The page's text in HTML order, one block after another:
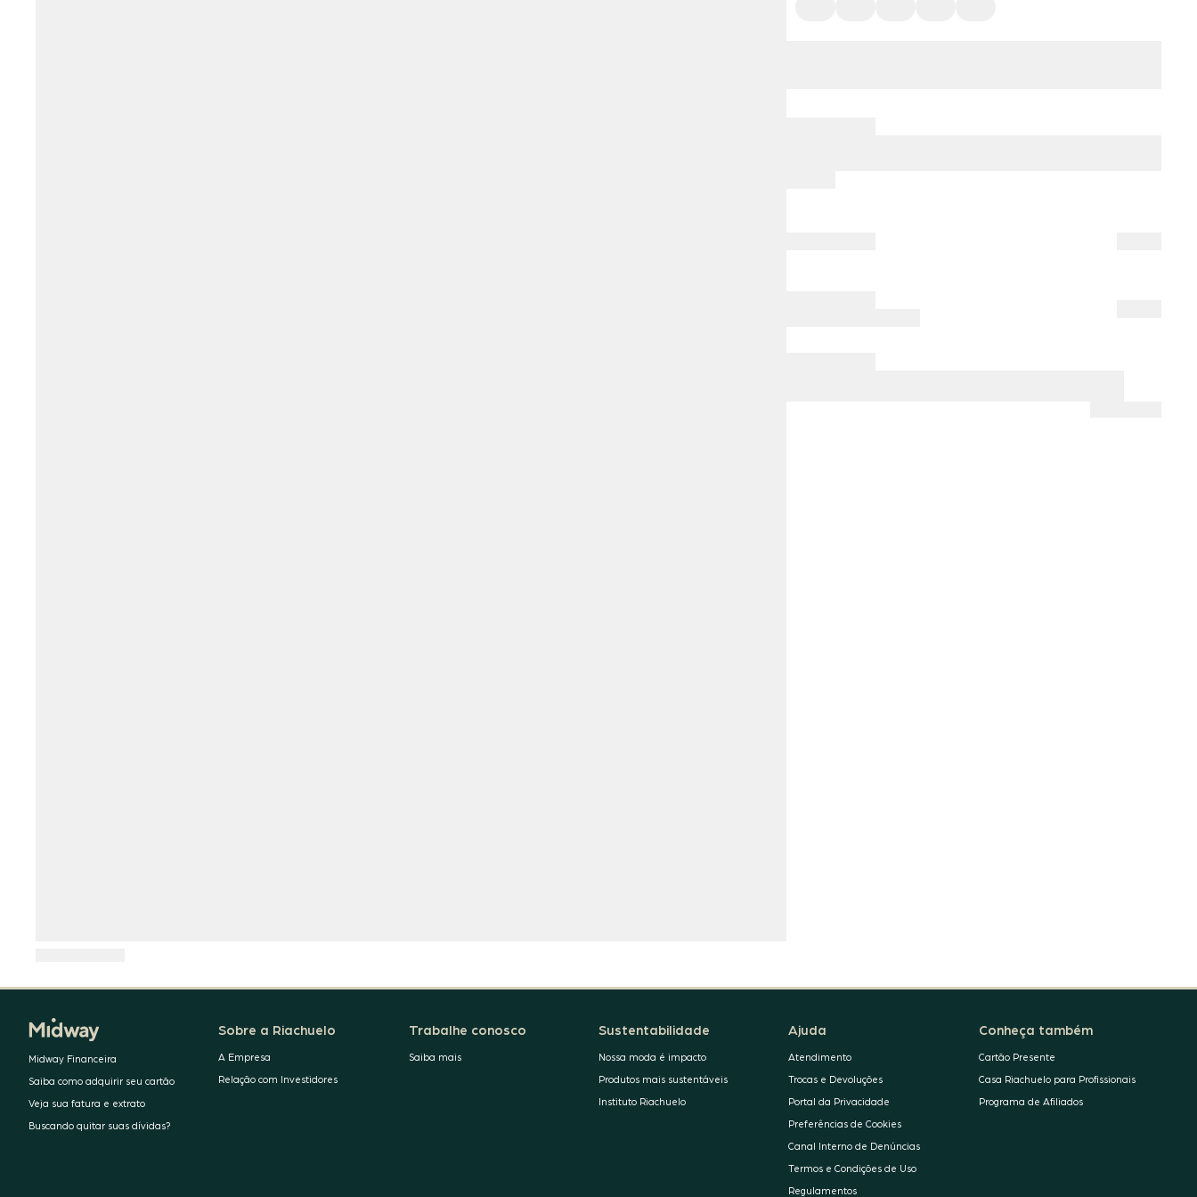
Midway Financeira
Saiba como adquirir seu cartão
Veja sua fatura e extrato
Buscando quitar suas dívidas?
Sobre a Riachuelo
A Empresa
Relação com Investidores
Trabalhe conosco
Saiba mais
Sustentabilidade
Nossa moda é impacto
Produtos mais sustentáveis
Instituto Riachuelo
Ajuda
Atendimento
Trocas e Devoluções
Portal da Privacidade
Preferências de Cookies
Canal Interno de Denúncias
Termos e Condições de Uso
Regulamentos
Conheça também
Cartão Presente
Casa Riachuelo para Profissionais
Programa de Afiliados